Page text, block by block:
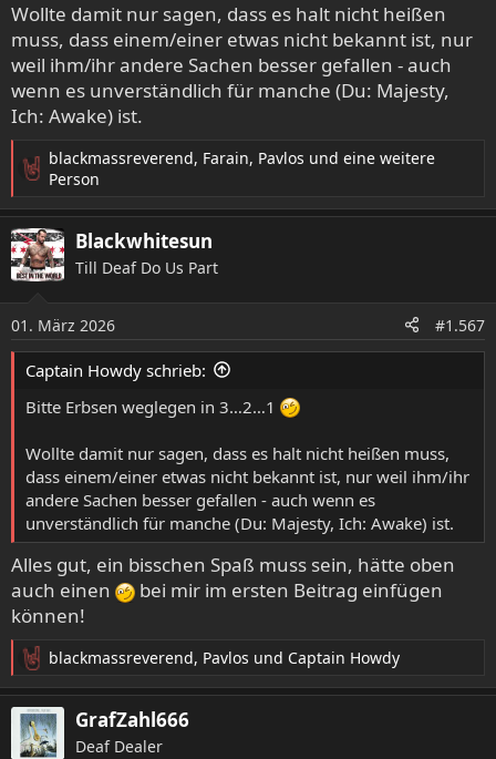
Majesty Tracks:
A Vision 26
Speak To Me 19
March Of The Tyrant 18
Another One 13
To Live Forever 13
Two Far 11
Wollte damit nur sagen, dass es halt nicht heißen
muss, dass einem/einer etwas nicht bekannt ist, nur
weil ihm/ihr andere Sachen besser gefallen - auch
wenn es unverständlich für manche (Du: Majesty,
Ich: Awake) ist.
R
a
k
t
i
o
n
e
n
blackmassreverend, Farain, Pavlos und eine weitere
Person
Blackwhitesun
Till Deaf Do Us Part
01. März 2026 #1.567
Captain Howdy schrieb:
Bitte Erbsen weglegen in 3…2…1
Wollte damit nur sagen, dass es halt nicht heißen muss,
dass einem/einer etwas nicht bekannt ist, nur weil ihm/ihr
andere Sachen besser gefallen - auch wenn es
unverständlich für manche (Du: Majesty, Ich: Awake) ist.
Alles gut, ein bisschen Spaß muss sein, hätte oben
auch einen
bei mir im ersten Beitrag einfügen
können!
R
e
a
k
t
blackmassreverend, Pavlos und Captain Howdy
GrafZahl666
Deaf Dealer